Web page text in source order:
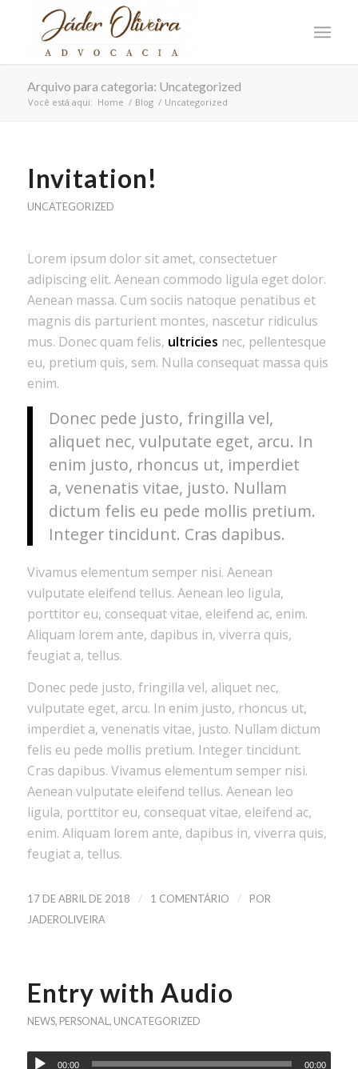
Arquivo para categoria: Uncategorized
Você está aqui: Home / Blog / Uncategorized
Invitation!
UNCATEGORIZED
Lorem ipsum dolor sit amet, consectetuer
adipiscing elit. Aenean commodo ligula eget dolor.
Aenean massa. Cum sociis natoque penatibus et
magnis dis parturient montes, nascetur ridiculus
mus. Donec quam felis, ultricies nec, pellentesque
eu, pretium quis, sem. Nulla consequat massa quis
enim.
Donec pede justo, fringilla vel,
aliquet nec, vulputate eget, arcu. In
enim justo, rhoncus ut, imperdiet
a, venenatis vitae, justo. Nullam
dictum felis eu pede mollis pretium.
Integer tincidunt. Cras dapibus.
Vivamus elementum semper nisi. Aenean
vulputate eleifend tellus. Aenean leo ligula,
porttitor eu, consequat vitae, eleifend ac, enim.
Aliquam lorem ante, dapibus in, viverra quis,
feugiat a, tellus.
Donec pede justo, fringilla vel, aliquet nec,
vulputate eget, arcu. In enim justo, rhoncus ut,
imperdiet a, venenatis vitae, justo. Nullam dictum
felis eu pede mollis pretium. Integer tincidunt.
Cras dapibus. Vivamus elementum semper nisi.
Aenean vulputate eleifend tellus. Aenean leo
ligula, porttitor eu, consequat vitae, eleifend ac,
enim. Aliquam lorem ante, dapibus in, viverra quis,
feugiat a, tellus.
17 DE ABRIL DE 2018 / 1 COMENTÁRIO /
POR
JADEROLIVEIRA
Entry with Audio
NEWS, PERSONAL, UNCATEGORIZED
00:00 00:00